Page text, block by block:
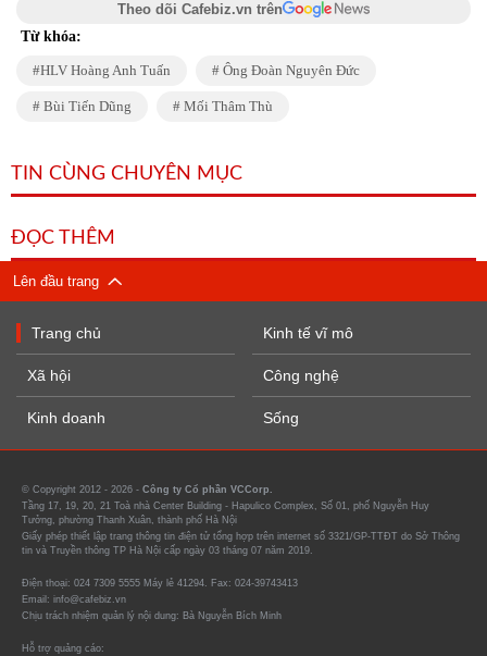
Theo dõi Cafebiz.vn trên
Từ khóa:
HLV Hoàng Anh Tuấn Ông Đoàn Nguyên Đức
Bùi Tiến Dũng Mối Thâm Thù
TIN CÙNG CHUYÊN MỤC
ĐỌC THÊM
Lên đầu trang
Trang chủ
Xã hội
Kinh doanh
Kinh tế vĩ mô
Công nghệ
Sống
© Copyright 2012 - 2026 - Công ty Cổ phần VCCorp.
Tầng 17, 19, 20, 21 Toà nhà Center Building - Hapulico Complex, Số 01, phố Nguyễn Huy
Tưởng, phường Thanh Xuân, thành phố Hà Nội
Giấy phép thiết lập trang thông tin điện tử tổng hợp trên internet số 3321/GP-TTĐT do Sở Thông
tin và Truyền thông TP Hà Nội cấp ngày 03 tháng 07 năm 2019.
Điện thoại: 024 7309 5555 Máy lẻ 41294. Fax: 024-39743413
Email: info@cafebiz.vn
Chịu trách nhiệm quản lý nội dung: Bà Nguyễn Bích Minh
Hỗ trợ quảng cáo: